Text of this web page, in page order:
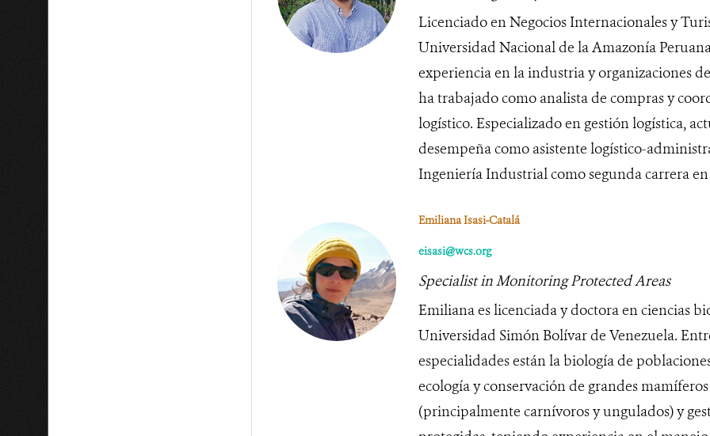
Licenciado en Negocios Internacionales y
Universidad Nacional de la Amazonía
experiencia en la industria y organizaciones
ha trabajado como analista de compras y
logístico. Especializado en gestión logística,
desempeña como asistente logístico-
Ingeniería Industrial como segunda carrera en
Emiliana Isasi-Catalá
eisasi@wcs.org
Specialist in Monitoring Protected Areas
Emiliana es licenciada y doctora en ciencias
Universidad Simón Bolívar de Venezuela.
especialidades están la biología de
ecología y conservación de grandes mamíferos
(principalmente carnívoros y ungulados) y